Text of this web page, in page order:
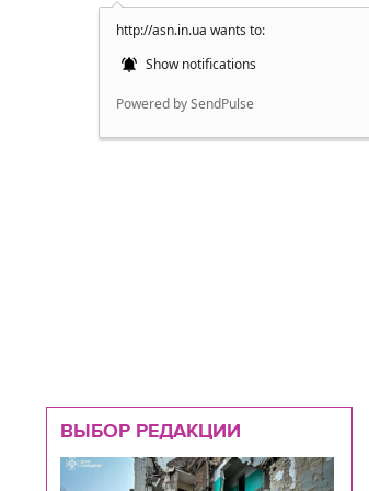
http://asn.in.ua wants to:
Show notifications
Powered by SendPulse
ВЫБОР РЕДАКЦИИ